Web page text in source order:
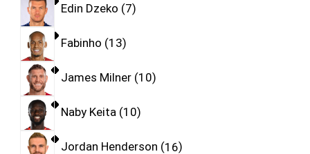
Edin Dzeko 7
Fabinho 13
James Milner 10
Naby Keita 10
Jordan Henderson 16